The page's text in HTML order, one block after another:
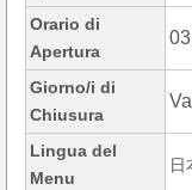
Orario di
Apertura
Giorno/i di
Chiusura
Lingua del
Menu
日